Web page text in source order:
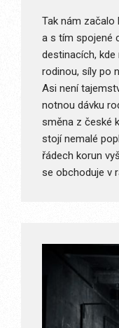
Tak nám začalo
a s tím spojené
destinacích,
rodinou, síly po
Asi není
notnou dávku
směna z české
stojí nemalé
řádech korun
se obchoduje v